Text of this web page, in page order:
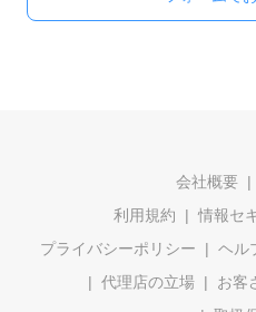
会社概要
利用規約
情報セ
プライバシーポリシー
ヘル
代理店の立場
お客